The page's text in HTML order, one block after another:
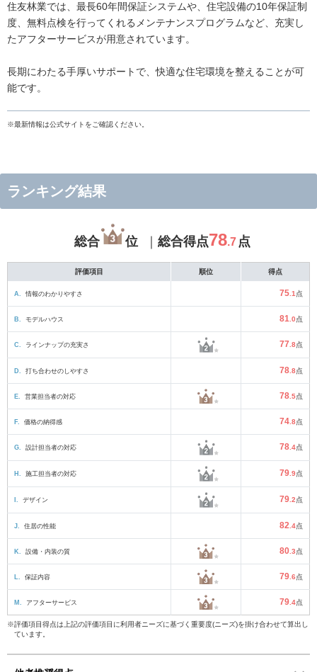
住友林業では、最長60年間保証システムや、住宅設備の10年保証制
度、無料点検を行ってくれるメンテナンスプログラムなど、充実し
たアフターサービスが用意されています。
長期にわたる手厚いサポートで、快適な住宅環境を整えることが可
能です。
※最新情報は公式サイトをご確認ください。
ランキング結果
総合 位 総合得点78.7 点
評価項目 順位 得点
A. 情報のわかりやすさ 75 .1 点
B. モデルハウス 81 .0点
C. ラインナップの充実さ 77 .8点
D. 打ち合わせのしやすさ 78 .8点
E. 営業担当者の対応 78 .5点
F. 価格の納得感 74 .8点
G. 設計担当者の対応 78 .4点
H. 施工担当者の対応 79 .9点
I. デザイン 79 .2点
J. 住居の性能 82 .4点
K. 設備・内装の質 80 .3点
L. 保証内容 79 .6点
M. アフターサービス 79 .4点
※評価項目得点は上記の評価項目に利用者ニーズに基づく重要度(ニーズ)を掛け合わせて算出し
ています。